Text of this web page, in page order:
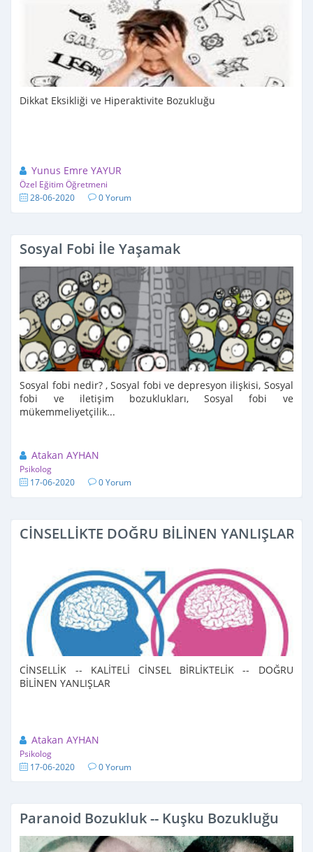
Dikkat Eksikliği ve Hiperaktivite Bozukluğu
Yunus Emre YAYUR
Özel Eğitim Öğretmeni
28-06-2020 0 Yorum
Sosyal Fobi İle Yaşamak
Sosyal fobi nedir? , Sosyal fobi ve depresyon ilişkisi, Sosyal
fobi ve iletişim bozuklukları, Sosyal fobi ve
mükemmeliyetçilik...
Atakan AYHAN
Psikolog
17-06-2020 0 Yorum
CİNSELLİKTE DOĞRU BİLİNEN YANLIŞLAR
CİNSELLİK -- KALİTELİ CİNSEL BİRLİKTELİK -- DOĞRU
BİLİNEN YANLIŞLAR
Atakan AYHAN
Psikolog
17-06-2020 0 Yorum
Paranoid Bozukluk -- Kuşku Bozukluğu